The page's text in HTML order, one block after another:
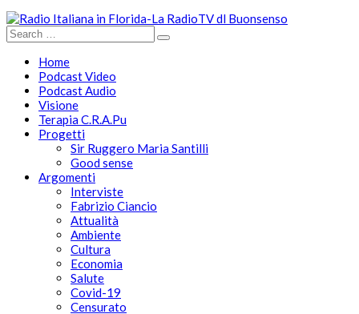
Home
Podcast Video
Podcast Audio
Visione
Terapia C.R.A.Pu
Progetti
Sir Ruggero Maria Santilli
Good sense
Argomenti
Interviste
Fabrizio Ciancio
Attualità
Ambiente
Cultura
Economia
Salute
Covid-19
Censurato